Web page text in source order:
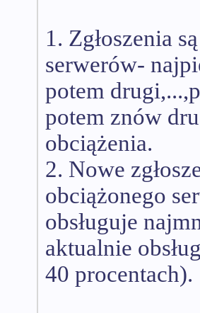
1. Zgłoszenia
serwerów-
potem
potem znów
obciążenia.
2. Nowe
obciążonego
obsługuje
aktualnie
40 procentach).